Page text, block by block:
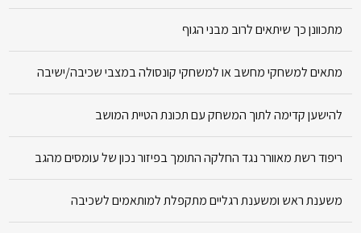
מתכוונן כך שיתאים לרוב מבני הגוף
מתאים למשחקי מחשב או למשחקי קונסולה במצבי שכיבה/ישיבה
להישען קדימה לתוך המשחק עם תכונת הטיית המושב
ריפוד רשת מאוורר נגד החלקה התומך בפיזור נכון של עומסים מהגב
משענת ראש ומשענת רגליים מתקפלת למותאמים לשכיבה